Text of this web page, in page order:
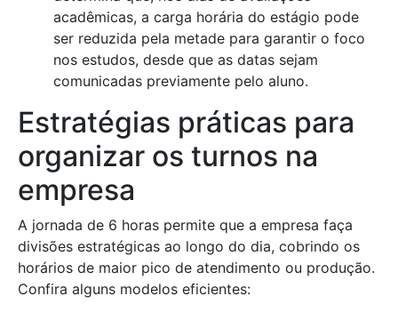
acadêmicas, a carga horária do estágio pode
ser reduzida pela metade para garantir o foco
nos estudos, desde que as datas sejam
comunicadas previamente pelo aluno.
Estratégias práticas para
organizar os turnos na
empresa
A jornada de 6 horas permite que a empresa faça
divisões estratégicas ao longo do dia, cobrindo os
horários de maior pico de atendimento ou produção.
Confira alguns modelos eficientes: